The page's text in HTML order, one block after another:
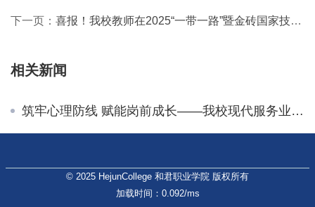
下一页： 喜报！我校教师在2025“一带一路”暨金砖国家技能发展与技术创新大赛中喜获佳绩
相关新闻
筑牢心理防线 赋能岗前成长——我校现代服务业产业学院开展2024级学生现场教学岗前心理辅导
© 2025 HejunCollege 和君职业学院 版权所有
加载时间：0.092/ms